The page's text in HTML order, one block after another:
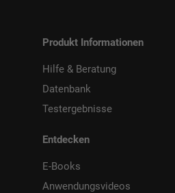
Produkt Informationen
Hilfe & Beratung
Datenbank
Testergebnisse
Entdecken
E-Books
Anwendungsvideos